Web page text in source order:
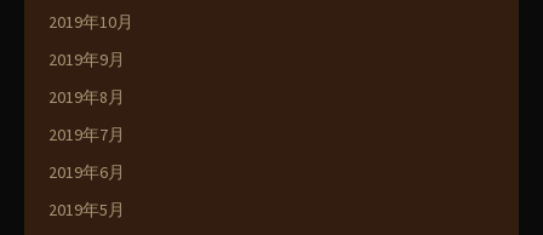
2019年10月
2019年9月
2019年8月
2019年7月
2019年6月
2019年5月